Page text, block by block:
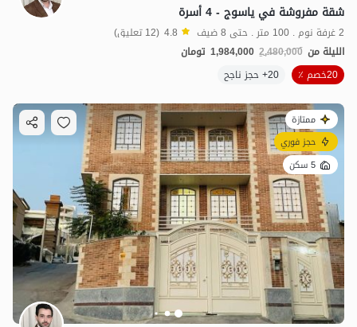
5مليون ت 5
شقة مفروشة في ياسوج - 4 أسرة
2 غرفة نوم . 100 متر . حتى 8 ضيف 4.8 (12 تعليق)
الليلة من 2,480,000
1,984,000 تومان
20خصم ٪
20+ حجز ناجح
ممتازة
حجز فوري
5 سكن